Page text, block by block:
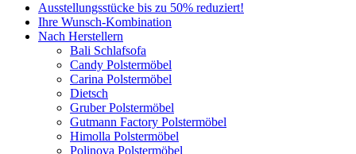
Ausstellungsstücke bis zu 50% reduziert!
Ihre Wunsch-Kombination
Nach Herstellern
Bali Schlafsofa
Candy Polstermöbel
Carina Polstermöbel
Dietsch
Gruber Polstermöbel
Gutmann Factory Polstermöbel
Himolla Polstermöbel
Polinova Polstermöbel